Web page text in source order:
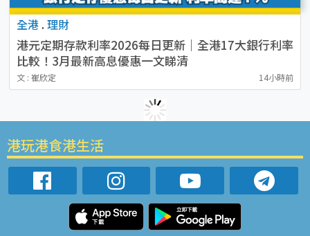
全港 . 理財
港元定期存款利率2026每日更新｜全港17大銀行利率
比較！3月最新高息優惠一文睇清
文 : 崔欣定 14小時前
港玩港食港生活